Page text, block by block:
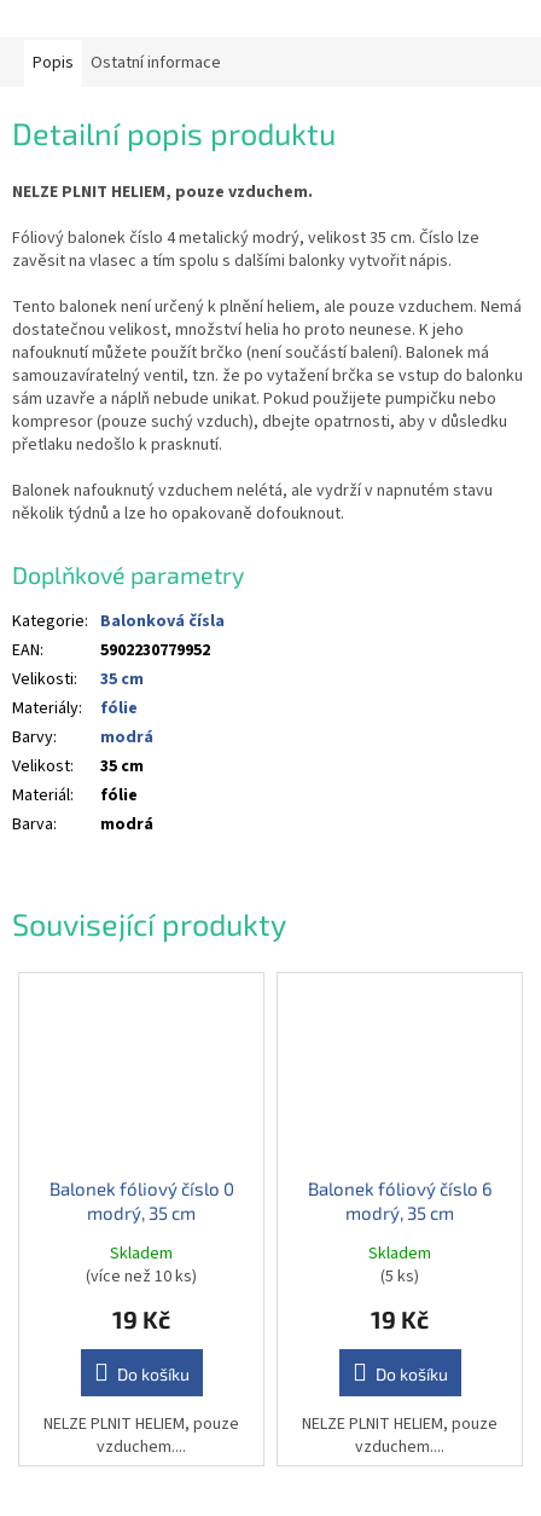
Související produkty
Balonek fóliový číslo 0
modrý, 35 cm
Skladem
(více než 10 ks)
19 Kč
Do košíku
NELZE PLNIT HELIEM, pouze
vzduchem....
Balonek fóliový číslo 6
modrý, 35 cm
Skladem
(5 ks)
19 Kč
Do košíku
NELZE PLNIT HELIEM, pouze
vzduchem....
Popis Ostatní informace
Detailní popis produktu
NELZE PLNIT HELIEM, pouze vzduchem.
Fóliový balonek číslo 4 metalický modrý, velikost 35 cm. Číslo lze
zavěsit na vlasec a tím spolu s dalšími balonky vytvořit nápis.
Tento balonek není určený k plnění heliem, ale pouze vzduchem. Nemá
dostatečnou velikost, množství helia ho proto neunese. K jeho
nafouknutí můžete použít brčko (není součástí balení). Balonek má
samouzavíratelný ventil, tzn. že po vytažení brčka se vstup do balonku
sám uzavře a náplň nebude unikat. Pokud použijete pumpičku nebo
kompresor (pouze suchý vzduch), dbejte opatrnosti, aby v důsledku
přetlaku nedošlo k prasknutí.
Balonek nafouknutý vzduchem nelétá, ale vydrží v napnutém stavu
několik týdnů a lze ho opakovaně dofouknout.
Doplňkové parametry
Kategorie: Balonková čísla
EAN:
5902230779952
Velikosti:
35 cm
Materiály:
fólie
Barvy:
modrá
Velikost:
35 cm
Materiál:
fólie
Barva: modrá